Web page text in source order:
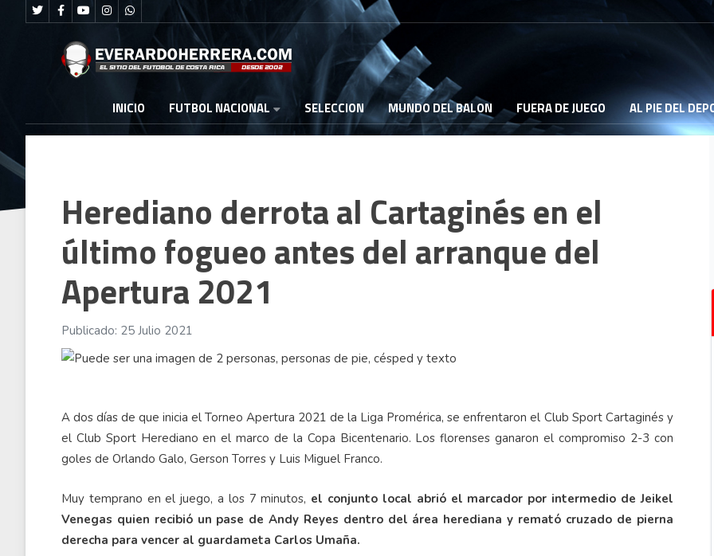
INICIO FUTBOL NACIONAL SELECCION MUNDO DEL BALON FUERA DE JUEGO AL PIE DEL
Herediano derrota al Cartaginés en el
último fogueo antes del arranque del
Apertura 2021
Publicado: 25 Julio 2021
A dos días de que inicia el Torneo Apertura 2021 de la Liga Promérica, se enfrentaron el Club Sport Cartaginés y
el Club Sport Herediano en el marco de la Copa Bicentenario. Los florenses ganaron el compromiso 2-3 con
goles de Orlando Galo, Gerson Torres y Luis Miguel Franco.
Muy temprano en el juego, a los 7 minutos, el conjunto local abrió el marcador por intermedio de Jeikel
Venegas quien recibió un pase de Andy Reyes dentro del área herediana y remató cruzado de pierna
derecha para vencer al guardameta Carlos Umaña.